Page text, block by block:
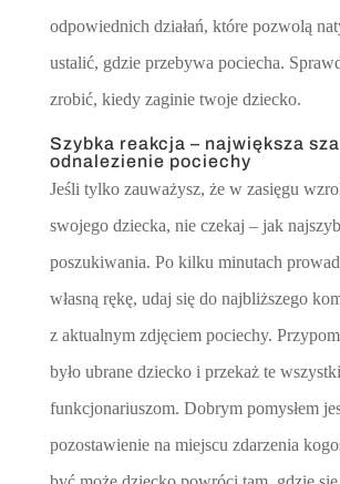
odpowiednich działań, które pozwolą
ustalić, gdzie przebywa pociecha.
zrobić, kiedy zaginie twoje dziecko.
Szybka reakcja – największa
odnalezienie pociechy
Jeśli tylko zauważysz, że w zasięgu
swojego dziecka, nie czekaj – jak
poszukiwania. Po kilku minutach
własną rękę, udaj się do najbliższego
z aktualnym zdjęciem pociechy.
było ubrane dziecko i przekaż te
funkcjonariuszom. Dobrym pomysłem
pozostawienie na miejscu zdarzenia